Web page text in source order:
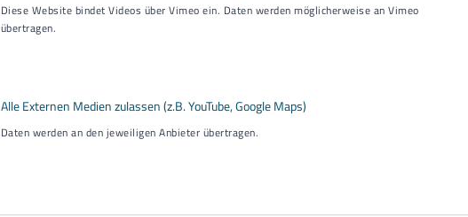
Diese Website bindet Videos über Vimeo ein. Daten werden möglicherweise an Vimeo
übertragen.
Alle Externen Medien zulassen (z.B. YouTube, Google Maps)
Daten werden an den jeweiligen Anbieter übertragen.